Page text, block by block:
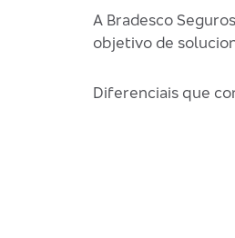
A Bradesco
objetivo de
Diferenciais que